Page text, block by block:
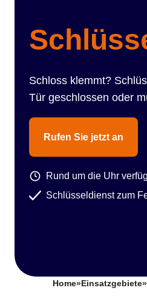
Schloss klemmt?
Tür geschlossen oder
Rufen Sie jetzt an
Rund um die Uhr
Schlüsseldienst zum
Home» Einsatzgebiete»